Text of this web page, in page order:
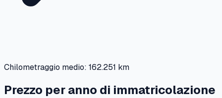
Chilometraggio medio: 162.251 km
Prezzo per anno di immatricolazione